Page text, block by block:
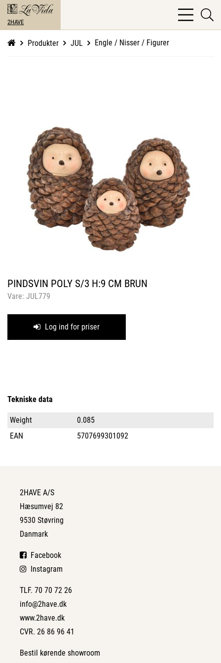
2HAVE
bars
light
Produkter JUL Engle / Nisser / Figurer
PINDSVIN POLY S/3 H:9 CM BRUN
Vare: JUL779
Log ind for priser
Tekniske data
Weight
0.085
EAN
5707699301092
2HAVE A/S
Hæsumvej 82
9530 Støvring
Danmark
Facebook
Instagram
TLF. 70 70 72 26
info@2have.dk
www.2have.dk
CVR. 26 86 96 41
Bestil kørende showroom